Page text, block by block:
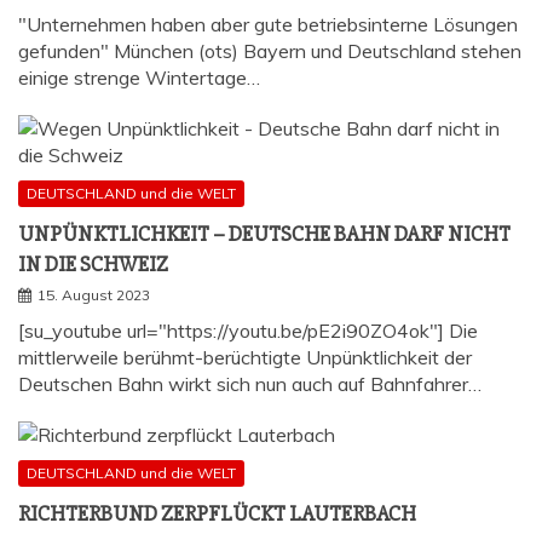
"Unternehmen haben aber gute betriebsinterne Lösungen
gefunden" München (ots) Bayern und Deutschland stehen
einige strenge Wintertage…
DEUTSCHLAND und die WELT
UNPÜNKT­LICH­KEIT – DEUT­SCHE BAHN DARF NICHT
IN DIE SCHWEIZ
15. August 2023
[su_youtube url="https://youtu.be/pE2i90ZO4ok"] Die
mittlerweile berühmt-berüchtigte Unpünktlichkeit der
Deutschen Bahn wirkt sich nun auch auf Bahnfahrer…
DEUTSCHLAND und die WELT
RICH­TER­BUND ZER­PFLÜCKT LAUTERBACH